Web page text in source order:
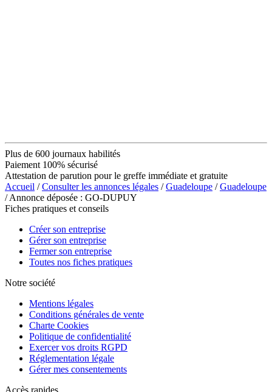
Plus de 600 journaux habilités
Paiement 100% sécurisé
Attestation de parution pour le greffe immédiate et gratuite
Accueil /Consulter les annonces légales /Guadeloupe /Guadeloupe
/ Annonce déposée : GO-DUPUY
Fiches pratiques et conseils
Créer son entreprise
Gérer son entreprise
Fermer son entreprise
Toutes nos fiches pratiques
Notre société
Mentions légales
Conditions générales de vente
Charte Cookies
Politique de confidentialité
Exercer vos droits RGPD
Réglementation légale
Gérer mes consentements
Accès rapides